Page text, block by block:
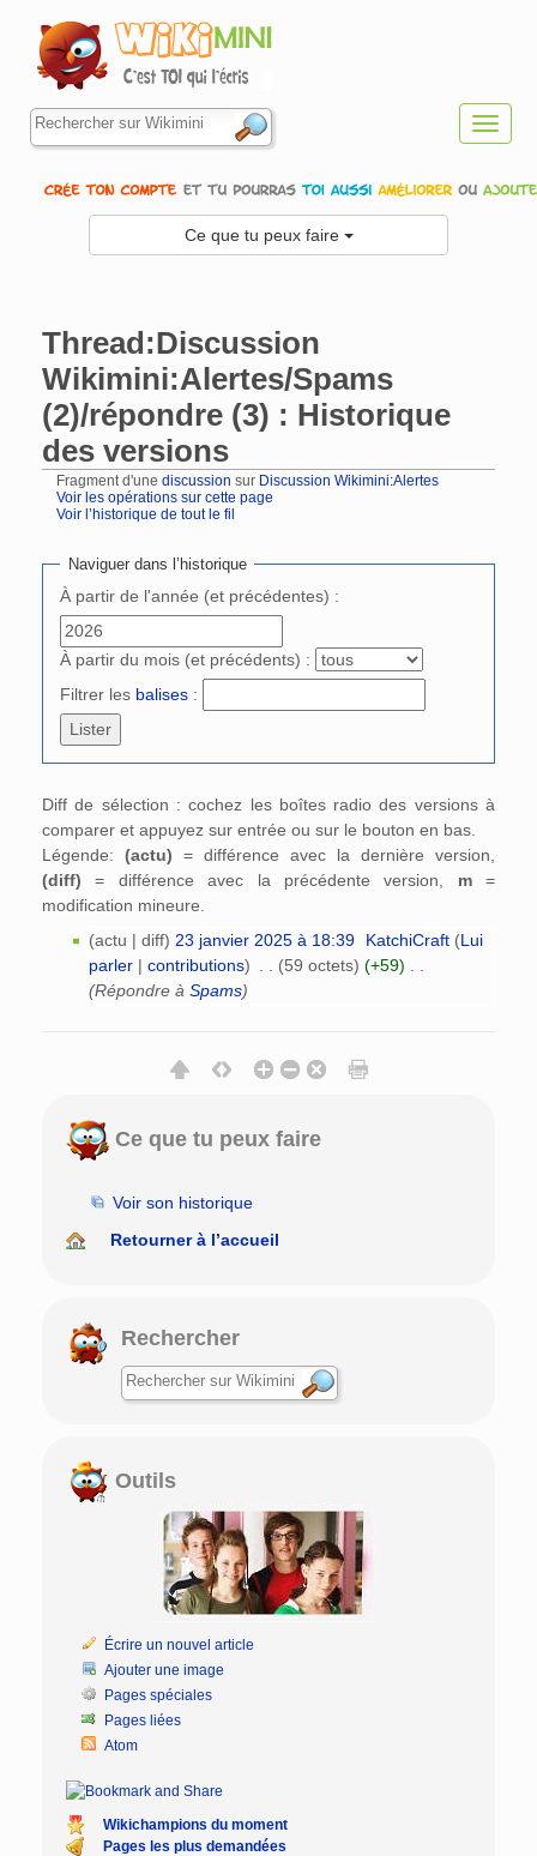
Ce que tu peux faire
Thread:Discussion
Wikimini:Alertes/Spams
(2)/répondre (3) : Historique
des versions
Fragment d'une discussion sur Discussion Wikimini:Alertes
Voir les opérations sur cette page
Voir l’historique de tout le fil
Naviguer dans l’historique
À partir de l'année (et précédentes) :
À partir du mois (et précédents) :
Filtrer les balises :
Diff de sélection : cochez les boîtes radio des versions à
comparer et appuyez sur entrée ou sur le bouton en bas.
Légende: (actu) = différence avec la dernière version,
(diff) = différence avec la précédente version, m=
modification mineure.
(actu | diff) 23 janvier 2025 à 18:39‎ KatchiCraft (Lui
parler| contributions) (59 octets) (+59)
(Répondre à Spams)
Ce que tu peux faire
Voir son historique
Retourner à l’accueil
Rechercher
Outils
Écrire un nouvel article
Ajouter une image
Pages spéciales
Pages liées
Atom
Wikichampions du moment
Pages les plus demandées